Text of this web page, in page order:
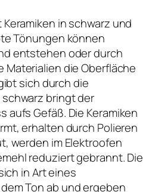
Keramiken in schwarz und
Tönungen können
entstehen oder durch
die Oberfläche
sich durch die
bringt der
Gefäß. Die Keramiken
erhalten durch Polieren
werden im Elektroofen
reduziert gebrannt. Die
in Art eines
Ton ab und ergeben